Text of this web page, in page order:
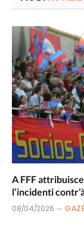
A FFF
l’incidenti
08/04/2026